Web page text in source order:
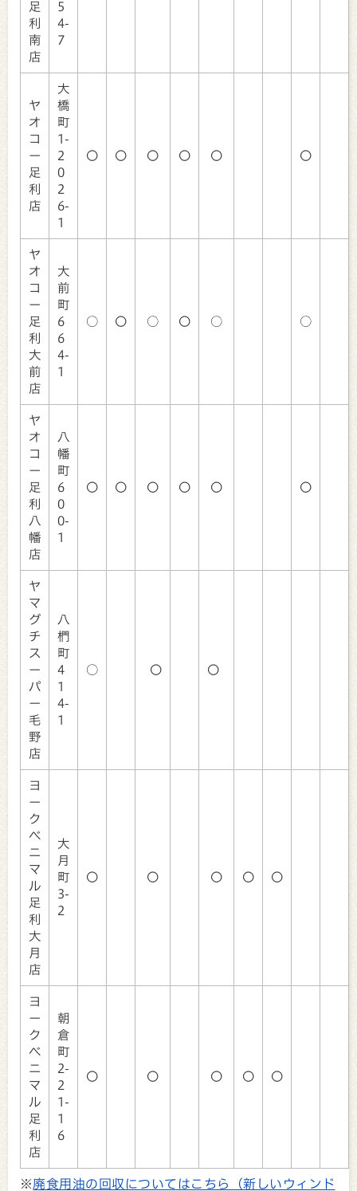
足
利
南
店
5
4-
7
ヤ
オ
コ
ー
足
利
店
大
橋
町
1-
2
0
2
6-
1
〇 〇 〇 〇 〇 〇
ヤ
オ
コ
ー
足
利
大
前
店
大
前
町
6
6
4-
1
○ 〇 ○ 〇 ○ ○
ヤ
オ
コ
ー
足
利
八
幡
店
八
幡
町
6
0
0-
1
〇 〇 〇 〇 〇 〇
ヤ
マ
グ
チ
ス
ー
パ
ー
毛
野
店
八
椚
町
4
1
4-
1
○ 〇 〇
ヨ
ー
ク
ベ
ニ
マ
ル
足
利
大
月
店
大
月
町
3-
2
〇 〇 〇 〇 〇
ヨ
ー
ク
ベ
ニ
マ
ル
足
利
店
朝
倉
町
2-
2
1-
1
6
〇 〇 〇 〇 〇
※廃食用油の回収についてはこちら（新しいウィンド